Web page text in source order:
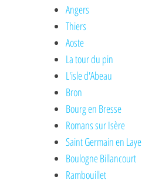
Angers
Thiers
Aoste
La tour du pin
L'isle d'Abeau
Bron
Bourg en Bresse
Romans sur Isère
Saint Germain en Laye
Boulogne Billancourt
Rambouillet